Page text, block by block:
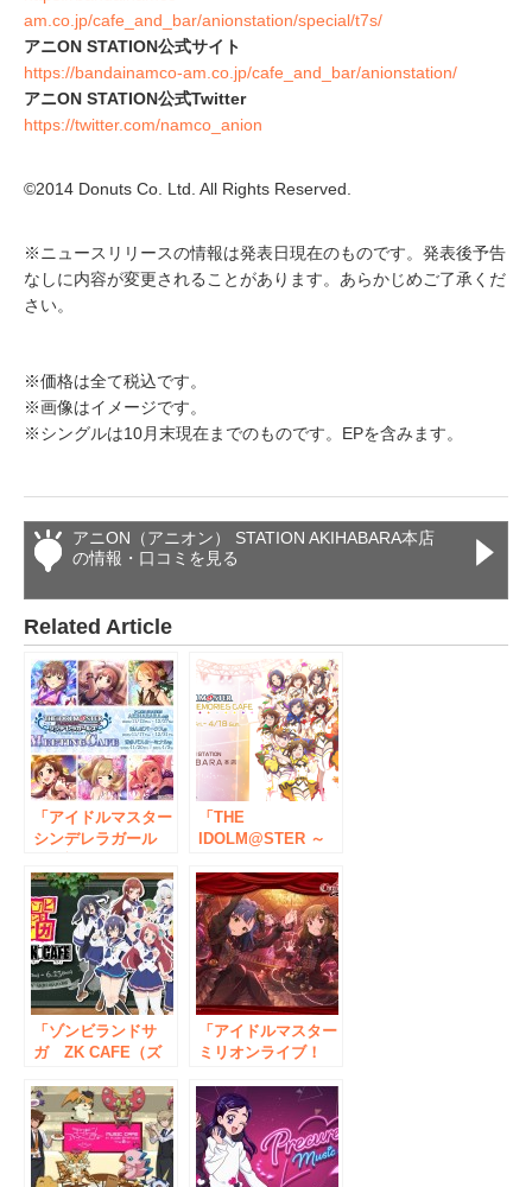
am.co.jp/cafe_and_bar/anionstation/special/t7s/
アニON STATION公式サイト
https://bandainamco-am.co.jp/cafe_and_bar/anionstation/
アニON STATION公式Twitter
https://twitter.com/namco_anion
©2014 Donuts Co. Ltd. All Rights Reserved.
※ニュースリリースの情報は発表日現在のものです。発表後予告
なしに内容が変更されることがあります。あらかじめご了承くだ
さい。
※価格は全て税込です。
※画像はイメージです。
※シングルは10月末現在までのものです。EPを含みます。
アニON（アニオン） STATION AKIHABARA本店
の情報・口コミを見る
Related Article
「アイドルマスター
シンデレラガール
カフェ！『アイドル
マスター シンデレ
ラガールズ
MEETING CAFE』
東京・大阪・博多に
て11月12日より順次
期間限定オープン！
「THE
IDOLM@STER ～
MEMORIES CAFE
～(アイドルマスタ
ー グレイテスト メ
モリーズ カフェ)」
秋葉原にて期間限定
オープン！
「ゾンビランドサ
ガ ZK CAFE（ズ
ェ）」 5月23日(木)
よりオープン
「アイドルマスター
ミリオンライブ！
Anion Theater café
obscurité (アニオン
シアター カフェ オ
プスキュリテ)」 秋
葉原にて期間限定オ